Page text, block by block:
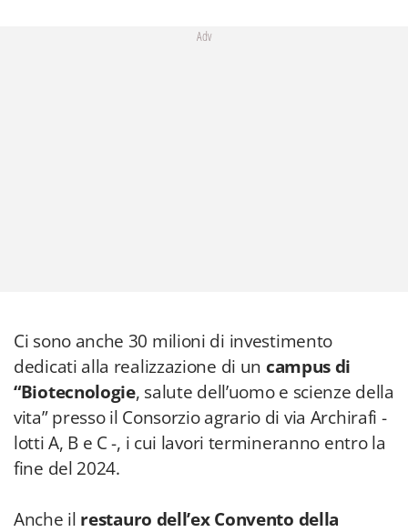
Adv
Ci sono anche 30 milioni di investimento
dedicati alla realizzazione di un campusdi
“Biotecnologie, salute dell’uomo e scienze della
vita” presso il Consorzio agrario di via Archirafi -
lotti A, B e C -, i cui lavori termineranno entro la
fine del 2024.
Anche il restauro dell’ex Convento della